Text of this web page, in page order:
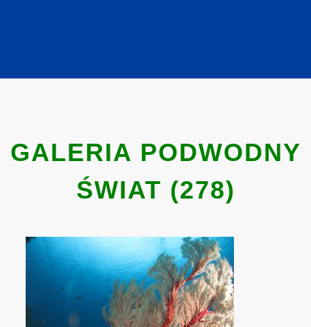
GALERIA PODWODNY
ŚWIAT (278)